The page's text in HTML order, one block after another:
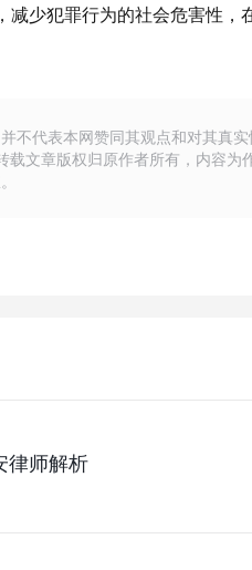
少犯罪行为的社会危害性，
不代表本网赞同其观点和对其真
文章版权归原作者所有，内容为
律师解析